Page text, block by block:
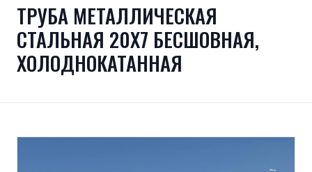
ТРУБА МЕТАЛЛИЧЕСКАЯ
СТАЛЬНАЯ 20X7 БЕСШОВНАЯ,
ХОЛОДНОКАТАННАЯ